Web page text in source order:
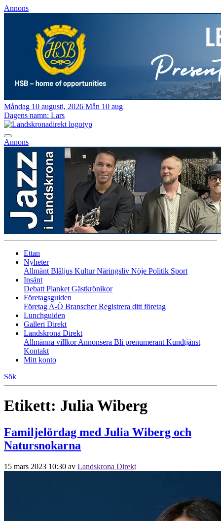
Annons
Måndag 10 augusti, 2026 Mån 10 aug
Dagens namn: Lars
Annons
Ettan
Nyheter
Allmänt Blåljus KulturNäringsliv Nöje Politik Sport
Insänt
Debatt Planket Gästkrönikor
Företagsguiden
Företag A-Ö BranscherRegistrera ditt företag
Lunchguiden
Galleri Direkt
Landskrona Direkt
Allmänna villkorAnnonsera Bli prenumerant Kundtjänst
Kontakt
Mitt konto
Sök
Etikett: Julia Wiberg
Familjelördag med Julia Wiberg och
Natursnokarna
15 mars 2023 10:30 av Landskrona Direkt